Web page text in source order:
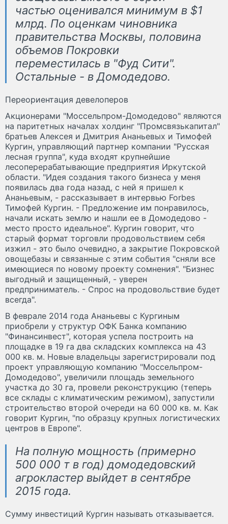
частью оценивался минимум в $1
млрд. По оценкам чиновника
правительства Москвы, половина
объемов Покровки
переместилась в "Фуд Сити".
Остальные - в Домодедово.
Переориентация девелоперов
Акционерами "Моссельпром-Домодедово" являются
на паритетных началах холдинг "Промсвязькапитал"
братьев Алексея и Дмитрия Ананьевых и Тимофей
Кургин, управляющий партнер компании "Русская
лесная группа", куда входят крупнейшие
лесоперерабатывающие предприятия Иркутской
области. "Идея создания такого бизнеса у меня
появилась два года назад, с ней я пришел к
Ананьевым, - рассказывает в интервью Forbes
Тимофей Кургин. - Предложение им понравилось,
начали искать землю и нашли ее в Домодедово -
место просто идеальное". Кургин говорит, что
старый формат торговли продовольствием себя
изжил - это было очевидно, а закрытие Покровской
овощебазы и связанные с этим события "сняли все
имеющиеся по новому проекту сомнения". "Бизнес
выгодный и защищенный, - уверен
предприниматель. - Спрос на продовольствие будет
всегда".
В феврале 2014 года Ананьевы с Кургиным
приобрели у структур ОФК Банка компанию
"Финансинвест", которая успела построить на
площадке в 19 га два складских комплекса на 43
000 кв. м. Новые владельцы зарегистрировали под
проект управляющую компанию "Моссельпром-
Домодедово", увеличили площадь земельного
участка до 30 га, провели реконструкцию (теперь
все склады с климатическим режимом), запустили
строительство второй очереди на 60 000 кв. м. Как
говорит Кургин, "по образцу крупных логистических
центров в Европе".
На полную мощность (примерно
500 000 т в год) домодедовский
агрокластер выйдет в сентябре
2015 года.
Сумму инвестиций Кургин называть отказывается.